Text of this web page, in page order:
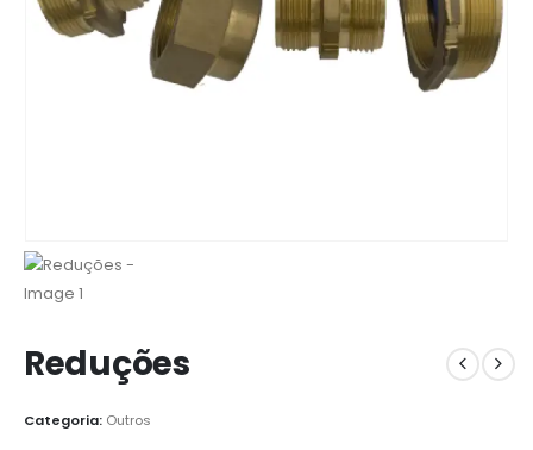
Reduções
Categoria: Outros